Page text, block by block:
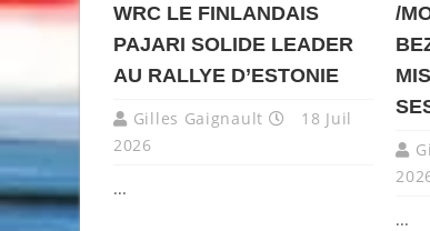
WRC LE FINLANDAIS
PAJARI SOLIDE LEADER
AU RALLYE D’ESTONIE
Gilles Gaignault
18 Juil
2026
...
/
...